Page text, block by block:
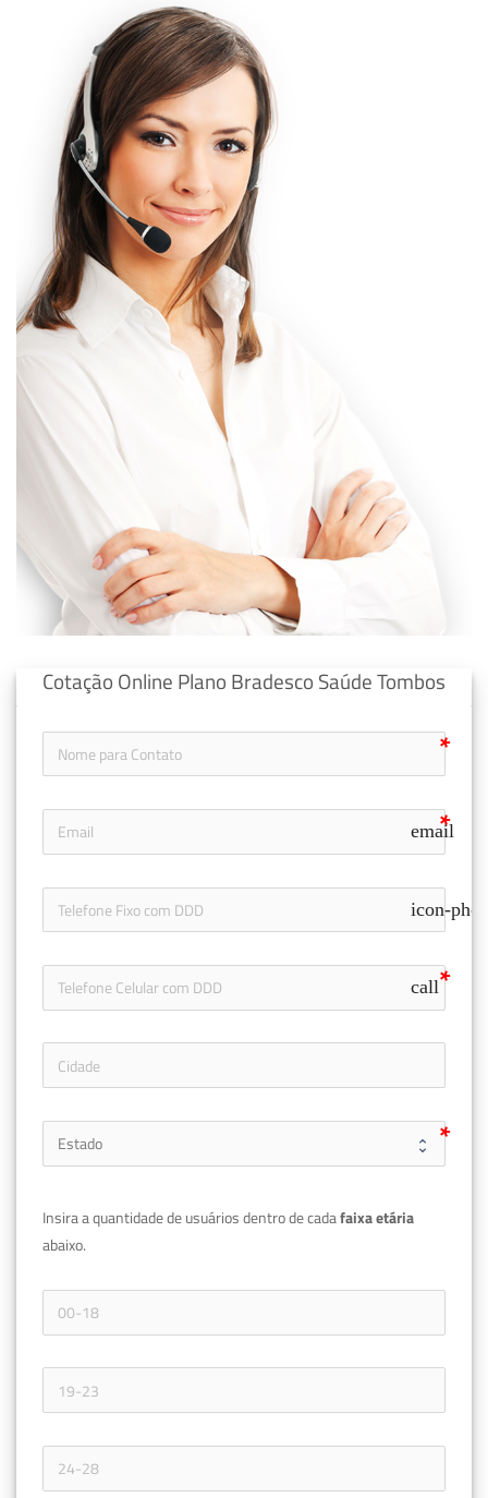
Cotação Online Plano Bradesco Saúde Tombos
email
icon-
call
Insira a quantidade de usuários dentro de cada
abaixo.